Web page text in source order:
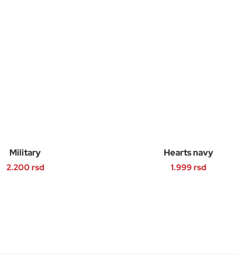
Military
2.200 rsd
Hearts navy
1.999rsd